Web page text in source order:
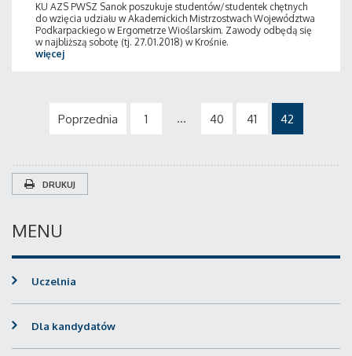
KU AZS PWSZ Sanok poszukuje studentów/studentek chętnych
do wzięcia udziału w Akademickich Mistrzostwach Województwa
Podkarpackiego w Ergometrze Wioślarskim. Zawody odbędą się
w najbliższą sobotę (tj. 27.01.2018) w Krośnie.
więcej
Poprzednia 1 ... 40 41 42
DRUKUJ
MENU
Uczelnia
Dla kandydatów